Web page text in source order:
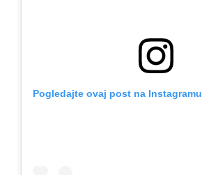
Pogledajte ovaj post na Instagramu